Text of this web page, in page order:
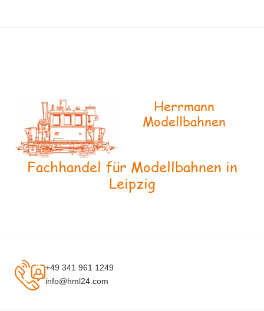
Herrmann
Modellbahnen
Fachhandel für Modellbahnen in
Leipzig
+49 341 961 1249
info@hml24.com